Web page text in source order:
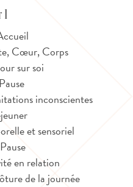
Cœur, Corps
sur soi
inconscientes
et sensoriel
en relation
de la journée